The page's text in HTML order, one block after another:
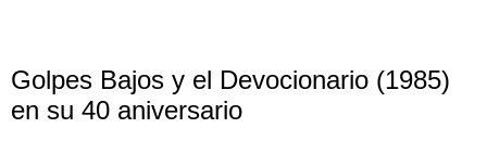
Golpes Bajos y el Devocionario (1985)
en su 40 aniversario